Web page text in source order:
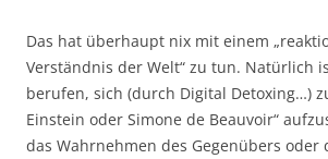
Das hat überhaupt nix mit einem
Verständnis der Welt“ zu tun. Natürlich
berufen, sich (durch Digital Detoxing…)
Einstein oder Simone de Beauvoir“
das Wahrnehmen des Gegenübers oder